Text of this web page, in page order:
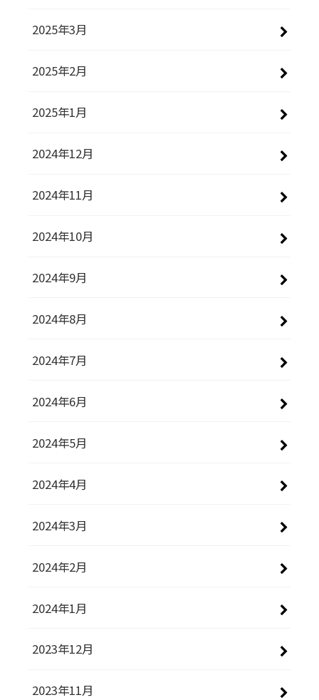
2025年3月
2025年2月
2025年1月
2024年12月
2024年11月
2024年10月
2024年9月
2024年8月
2024年7月
2024年6月
2024年5月
2024年4月
2024年3月
2024年2月
2024年1月
2023年12月
2023年11月